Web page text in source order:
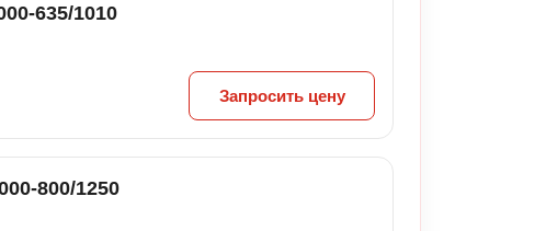
635/1010
Запросить цену
800/1250